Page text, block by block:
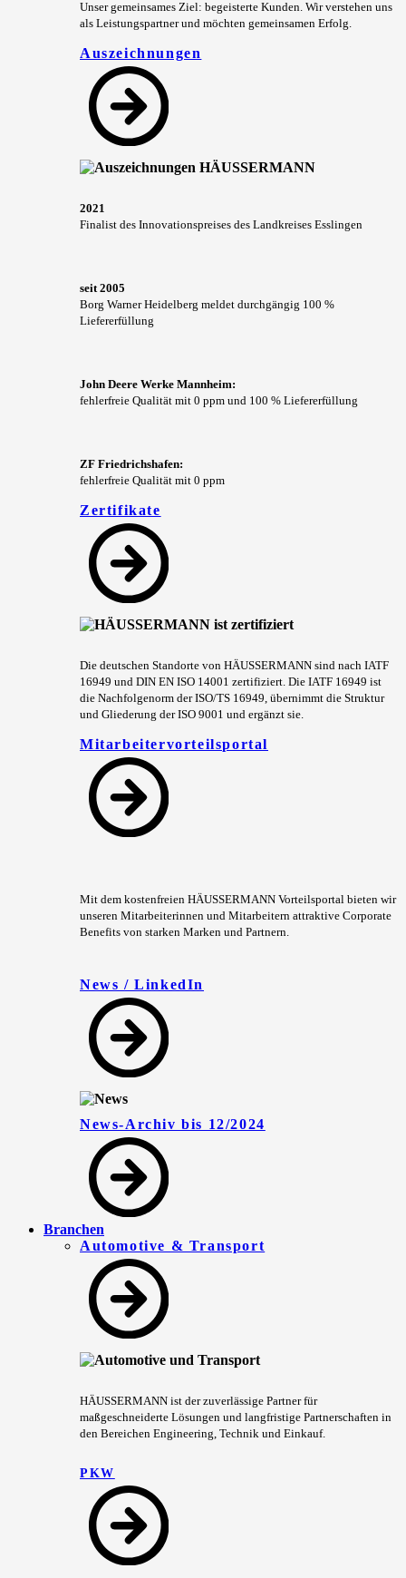
Unser gemeinsames Ziel: begeisterte Kunden. Wir verstehen uns
als Leistungspartner und möchten gemeinsamen Erfolg.
Auszeichnungen
2021
Finalist des Innovationspreises des Landkreises Esslingen
seit 2005
Borg Warner Heidelberg meldet durchgängig 100 %
Liefererfüllung
John Deere Werke Mannheim:
fehlerfreie Qualität mit 0 ppm und 100 % Liefererfüllung
ZF Friedrichshafen:
fehlerfreie Qualität mit 0 ppm
Zertifikate
Die deutschen Standorte von HÄUSSERMANN sind nach IATF
16949 und DIN EN ISO 14001 zertifiziert. Die IATF 16949 ist
die Nachfolgenorm der ISO/TS 16949, übernimmt die Struktur
und Gliederung der ISO 9001 und ergänzt sie.
Mitarbeitervorteilsportal
Mit dem kostenfreien HÄUSSERMANN Vorteilsportal bieten wir
unseren Mitarbeiterinnen und Mitarbeitern attraktive Corporate
Benefits von starken Marken und Partnern.
News / LinkedIn
News-Archiv bis 12/2024
Branchen
Automotive & Transport
HÄUSSERMANN ist der zuverlässige Partner für
maßgeschneiderte Lösungen und langfristige Partnerschaften in
den Bereichen Engineering, Technik und Einkauf.
PKW